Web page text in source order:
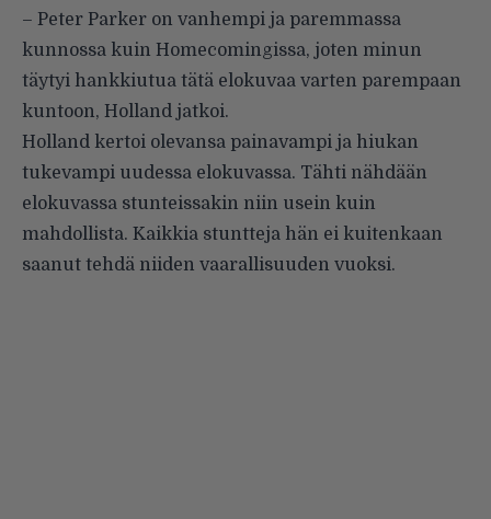
– Peter Parker on vanhempi ja paremmassa
kunnossa kuin Homecomingissa, joten minun
täytyi hankkiutua tätä elokuvaa varten parempaan
kuntoon, Holland jatkoi.
Holland kertoi olevansa painavampi ja hiukan
tukevampi uudessa elokuvassa. Tähti nähdään
elokuvassa stunteissakin niin usein kuin
mahdollista. Kaikkia stuntteja hän ei kuitenkaan
saanut tehdä niiden vaarallisuuden vuoksi.